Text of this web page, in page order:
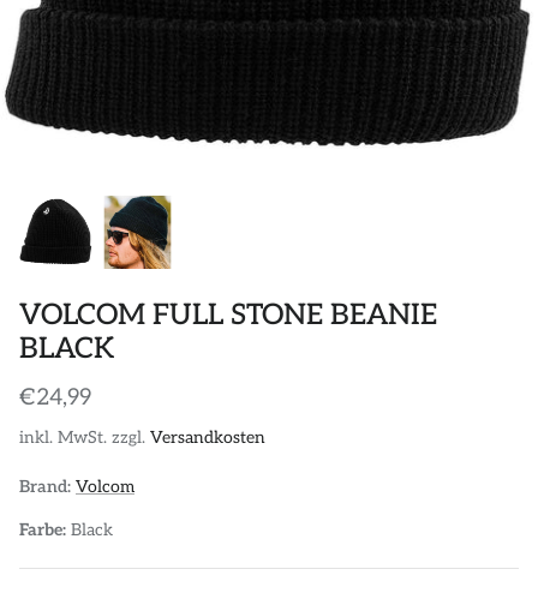
POLOS
STICKER
DIVERSE ACCESSORIES
VOLCOM FULL STONE BEANIE
BLACK
€24,99
inkl. MwSt. zzgl. Versandkosten
Brand: Volcom
Farbe: Black